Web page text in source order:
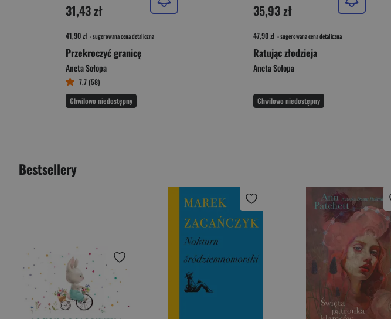
31,43 zł
41,90 zł - sugerowana cena detaliczna
Przekroczyć granicę
Aneta Sołopa
7,7 (58)
Chwilowo niedostępny
35,93 zł
47,90 zł - sugerowana cena detaliczna
Ratując złodzieja
Aneta Sołopa
Chwilowo niedostępny
Bestsellery